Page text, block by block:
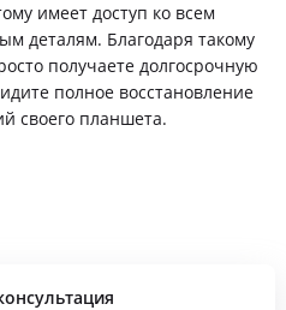
имеет доступ ко всем
деталям. Благодаря такому
получаете долгосрочную
полное восстановление
своего планшета.